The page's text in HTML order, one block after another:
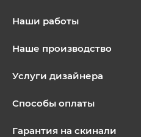
Наши работы
Наше производство
Услуги дизайнера
Способы оплаты
Гарантия на скинали